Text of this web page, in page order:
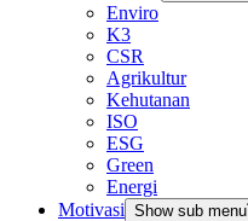
Enviro
K3
CSR
Agrikultur
Kehutanan
ISO
ESG
Green
Energi
Motivasi Show sub menu